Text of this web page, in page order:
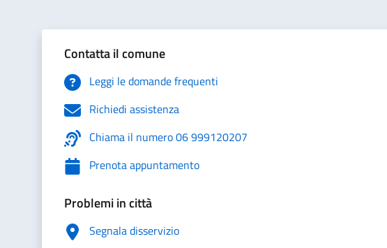
Contatta il comune
Leggi le domande frequenti
Richiedi assistenza
Chiama il numero 06 999120207
Prenota appuntamento
Problemi in città
Segnala disservizio